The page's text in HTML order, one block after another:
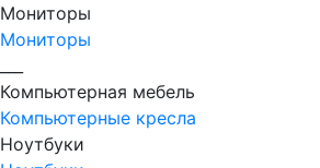
Мониторы
Мониторы
Компьютерная мебель
Компьютерные кресла
Ноутбуки